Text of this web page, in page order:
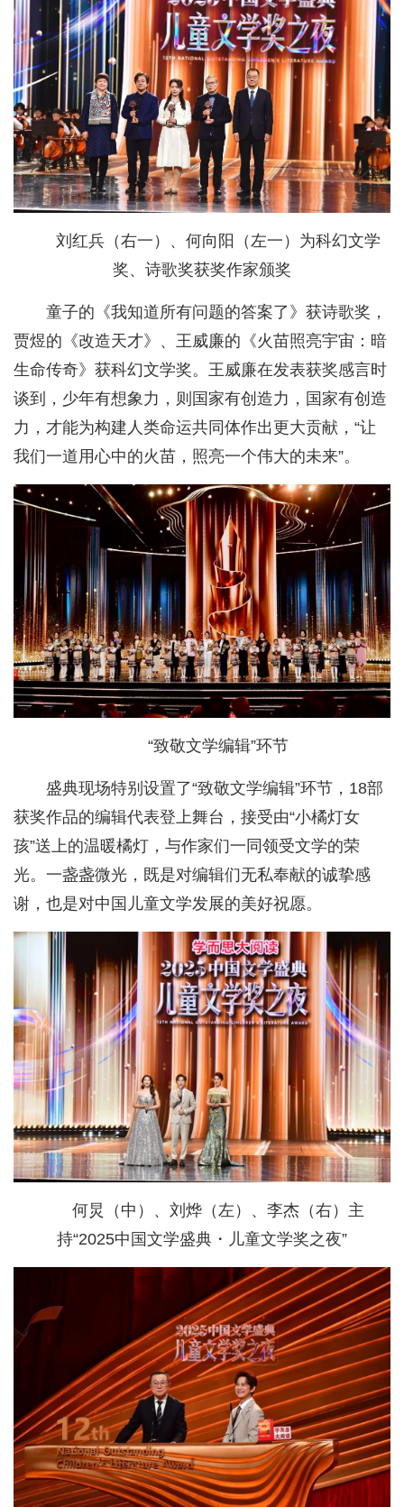
刘红兵（右一）、何向阳（左一）为科幻文学
奖、诗歌奖获奖作家颁奖
童子的《我知道所有问题的答案了》获诗歌奖，
贾煜的《改造天才》、王威廉的《火苗照亮宇宙：暗
生命传奇》获科幻文学奖。王威廉在发表获奖感言时
谈到，少年有想象力，则国家有创造力，国家有创造
力，才能为构建人类命运共同体作出更大贡献，“让
我们一道用心中的火苗，照亮一个伟大的未来”。
“致敬文学编辑”环节
盛典现场特别设置了“致敬文学编辑”环节，18部
获奖作品的编辑代表登上舞台，接受由“小橘灯女
孩”送上的温暖橘灯，与作家们一同领受文学的荣
光。一盏盏微光，既是对编辑们无私奉献的诚挚感
谢，也是对中国儿童文学发展的美好祝愿。
何炅（中）、刘烨（左）、李杰（右）主
持“2025中国文学盛典・儿童文学奖之夜”